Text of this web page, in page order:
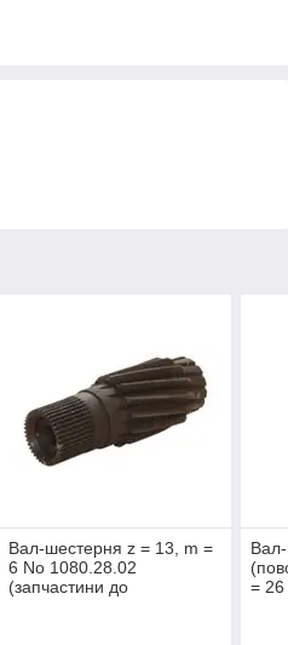
Вал-шестерня z = 13, m =
6 No 1080.28.02
(запчастини до
=